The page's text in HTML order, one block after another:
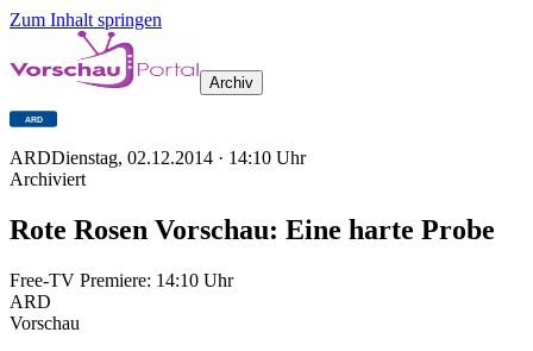
Zum Inhalt springen
Archiv
ARDDienstag, 02.12.2014 · 14:10 Uhr
Archiviert
Rote Rosen Vorschau: Eine harte Probe
Free-TV Premiere: 14:10 Uhr
ARD
Vorschau